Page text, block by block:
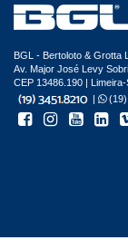
BGL - Bertoloto & Grotta
Av. Major José Levy
CEP 13486.190 |
|
(19)